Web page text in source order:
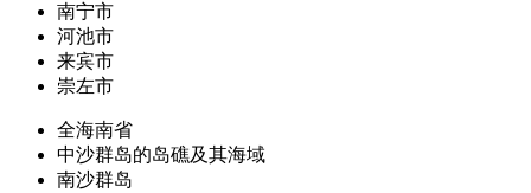
南宁市
河池市
来宾市
崇左市
全海南省
中沙群岛的岛礁及其海域
南沙群岛